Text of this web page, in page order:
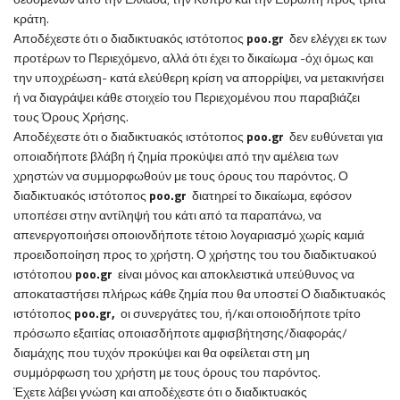
κράτη.
Αποδέχεστε ότι οδιαδικτυακός ιστότοπος poo.gr δεν ελέγχει εκ των
προτέρων το Περιεχόμενο, αλλά ότι έχει το δικαίωμα -όχι όμως και
την υποχρέωση- κατά ελεύθερη κρίση να απορρίψει, να μετακινήσει
ή να διαγράψει κάθε στοιχείο του Περιεχομένου που παραβιάζει
τους Όρους Χρήσης.
Αποδέχεστε ότι οδιαδικτυακός ιστότοπος poo.gr δεν ευθύνεται για
οποιαδήποτε βλάβη ή ζημία προκύψει από την αμέλεια των
χρηστών να συμμορφωθούν με τους όρους του παρόντος. Ο
διαδικτυακός ιστότοπος poo.gr διατηρεί το δικαίωμα, εφόσον
υποπέσει στην αντίληψή του κάτι από τα παραπάνω, να
απενεργοποιήσει οποιονδήποτε τέτοιο λογαριασμό χωρίς καμιά
προειδοποίηση προς το χρήστη. Ο χρήστης του τουδιαδικτυακού
ιστότοπου poo.gr είναι μόνος και αποκλειστικά υπεύθυνος να
αποκαταστήσει πλήρως κάθε ζημία που θα υποστεί Οδιαδικτυακός
ιστότοπος poo.gr, οι συνεργάτες του, ή/και οποιοδήποτε τρίτο
πρόσωπο εξαιτίας οποιασδήποτε αμφισβήτησης/διαφοράς/
διαμάχης που τυχόν προκύψει και θα οφείλεται στη μη
συμμόρφωση του χρήστη με τους όρους του παρόντος.
Έχετε λάβει γνώση και αποδέχεστε ότιοδιαδικτυακός